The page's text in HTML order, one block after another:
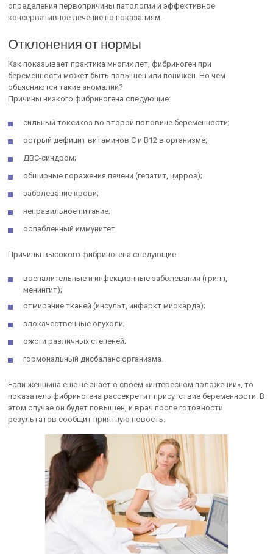
определения первопричины патологии и эффективное
консервативное лечение по показаниям.
Отклонения от нормы
Как показывает практика многих лет, фибриноген при
беременности может быть повышен или понижен. Но чем
объясняются такие аномалии?
Причины низкого фибриногена следующие:
сильный токсикоз во второй половине беременности;
острый дефицит витаминов С и В12 в организме;
ДВС-синдром;
обширные поражения печени (гепатит, цирроз);
заболевание крови;
неправильное питание;
ослабленный иммунитет.
Причины высокого фибриногена следующие:
воспалительные и инфекционные заболевания (грипп,
менингит);
отмирание тканей (инсульт, инфаркт миокарда);
злокачественные опухоли;
ожоги различных степеней;
гормональный дисбаланс организма.
Если женщина еще не знает о своем «интересном положении», то
показатель фибриногена рассекретит присутствие беременности. В
этом случае он будет повышен, и врач после готовности
результатов сообщит приятную новость.